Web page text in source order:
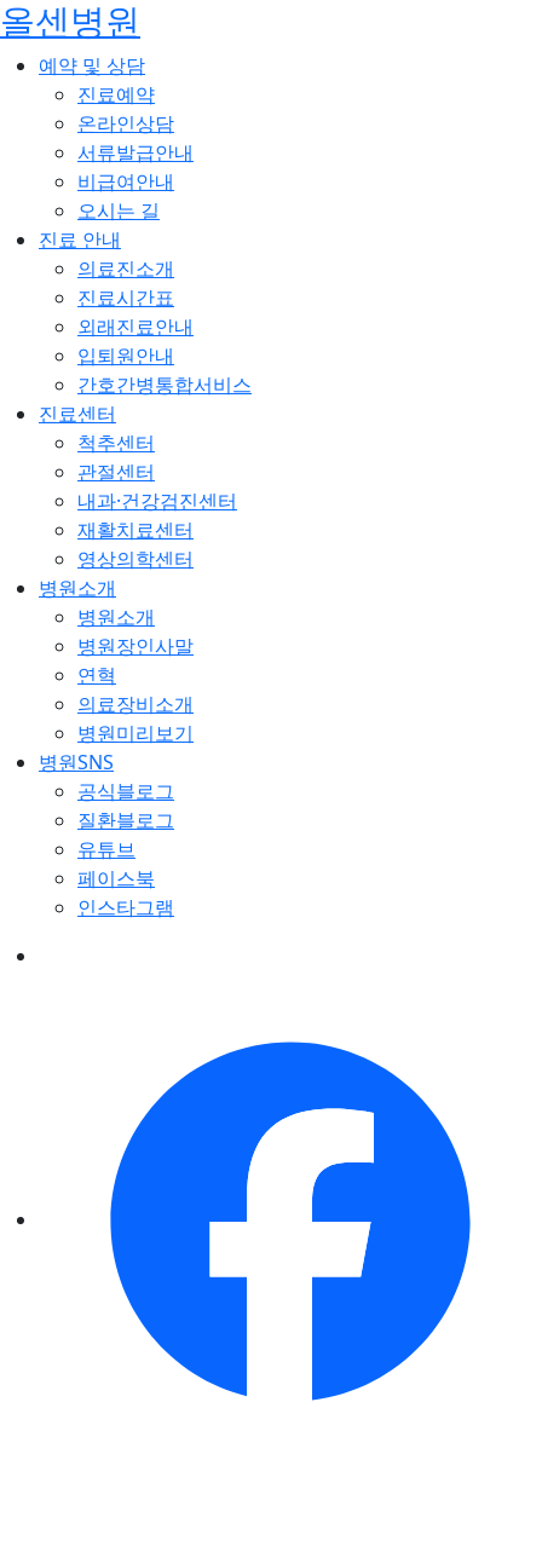
올센병원
예약 및 상담
진료예약
온라인상담
서류발급안내
비급여안내
오시는 길
진료 안내
의료진소개
진료시간표
외래진료안내
입퇴원안내
간호간병통합서비스
진료센터
척추센터
관절센터
내과·건강검진센터
재활치료센터
영상의학센터
병원소개
병원소개
병원장인사말
연혁
의료장비소개
병원미리보기
병원SNS
공식블로그
질환블로그
유튜브
페이스북
인스타그램